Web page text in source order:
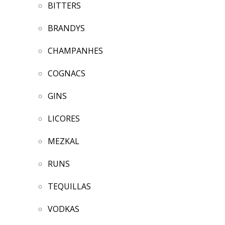
BITTERS
BRANDYS
CHAMPANHES
COGNACS
GINS
LICORES
MEZKAL
RUNS
TEQUILLAS
VODKAS